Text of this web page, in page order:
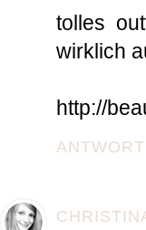
tolles
wirklich
http://